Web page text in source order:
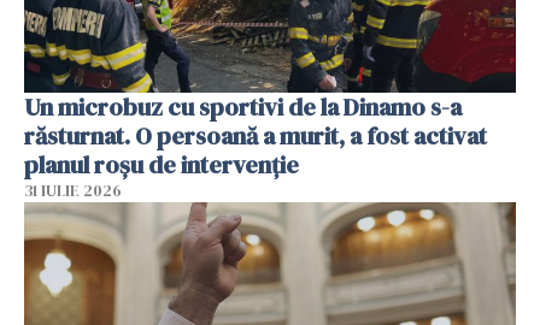
Un microbuz cu sportivi de la Dinamo s-a
răsturnat. O persoană a murit, a fost activat
planul roșu de intervenție
31 IULIE 2026